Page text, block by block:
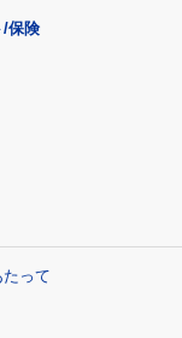
/保険
って